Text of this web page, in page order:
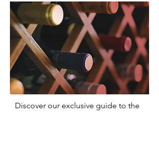
Discover our exclusive guide to the